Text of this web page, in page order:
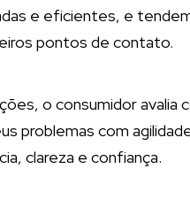
e eficientes, e
pontos de contato.
o consumidor avalia
problemas com
clareza e confiança.